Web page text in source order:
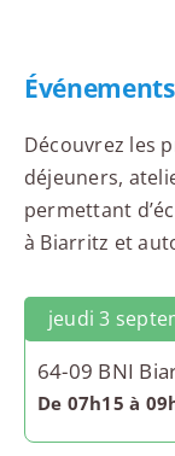
Découvrez les
déjeuners,
permettant
à Biarritz et
jeudi 3
64-09 BNI
De 07h15 à